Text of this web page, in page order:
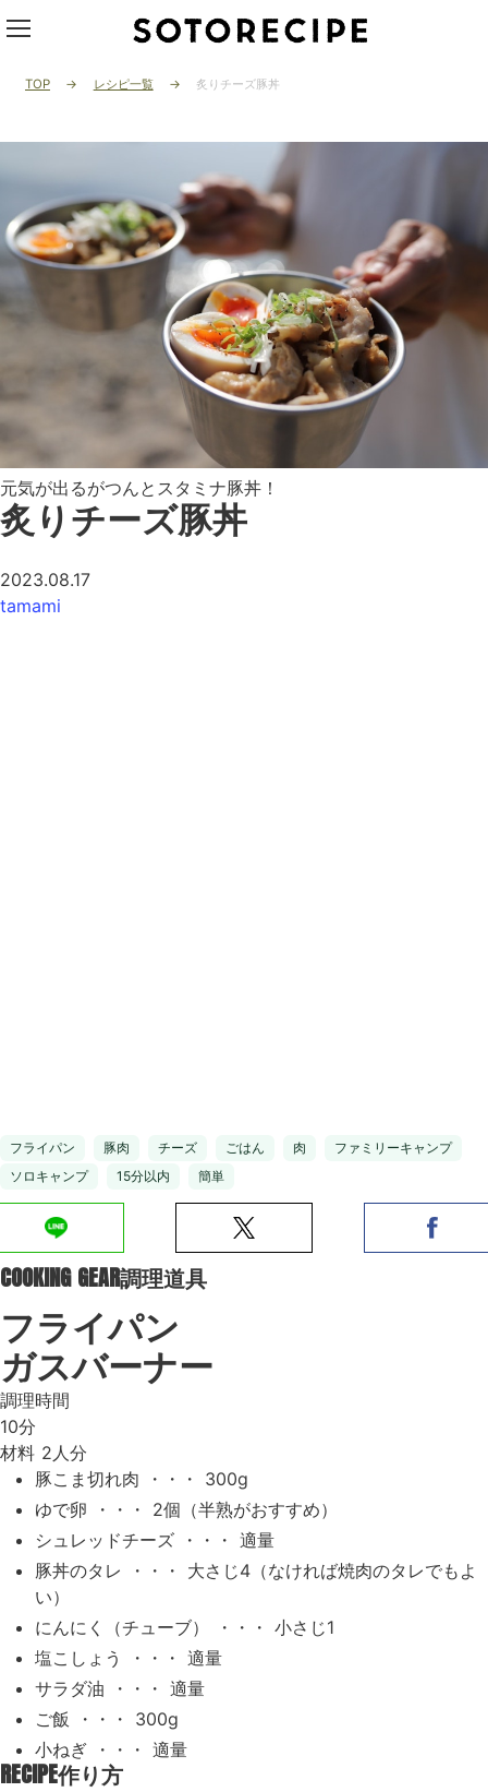
TOP レシピ一覧 炙りチーズ豚丼
元気が出るがつんとスタミナ豚丼！
炙りチーズ豚丼
2023.08.17
tamami
フライパン 豚肉 チーズ ごはん 肉
ファミリーキャンプ
ソロキャンプ
15分以内 簡単
COOKING GEAR調理道具
フライパン
ガスバーナー
調理時間
10分
材料 2人分
豚こま切れ肉 ・・・ 300g
ゆで卵 ・・・ 2個（半熟がおすすめ）
シュレッドチーズ ・・・ 適量
豚丼のタレ ・・・ 大さじ4（なければ焼肉のタレでもよ
い）
にんにく（チューブ） ・・・ 小さじ1
塩こしょう ・・・ 適量
サラダ油 ・・・ 適量
ご飯 ・・・ 300g
小ねぎ ・・・ 適量
RECIPE作り方